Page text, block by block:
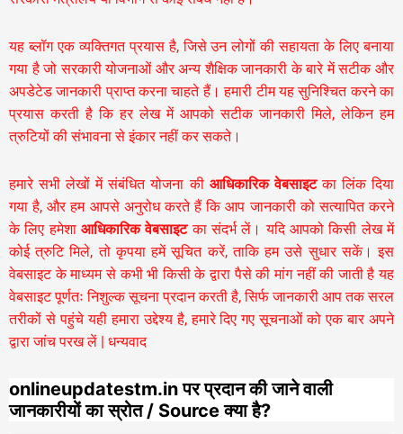
यह ब्लॉग एक व्यक्तिगत प्रयास है, जिसे उन लोगों की सहायता के लिए बनाया
गया है जो सरकारी योजनाओं और अन्य शैक्षिक जानकारी के बारे में सटीक और
अपडेटेड जानकारी प्राप्त करना चाहते हैं। हमारी टीम यह सुनिश्चित करने का
प्रयास करती है कि हर लेख में आपको सटीक जानकारी मिले, लेकिन हम
त्रुटियों की संभावना से इंकार नहीं कर सकते।
हमारे सभी लेखों में संबंधित योजना की आधिकारिक वेबसाइटका लिंक दिया
गया है, और हम आपसे अनुरोध करते हैं कि आप जानकारी को सत्यापित करने
के लिए हमेशा आधिकारिक वेबसाइटका संदर्भ लें। यदि आपको किसी लेख में
कोई त्रुटि मिले, तो कृपया हमें सूचित करें, ताकि हम उसे सुधार सकें। इस
वेबसाइट के माध्यम से कभी भी किसी के द्वारा पैसे की मांग नहीं की जाती है यह
वेबसाइट पूर्णतः निशुल्क सूचना प्रदान करती है,सिर्फ जानकारी आप तक सरल
तरीकों से पहुंचे यही हमारा उद्देश्य है, हमारे दिए गए सूचनाओं को एक बार अपने
द्वारा जांच परख लें | धन्यवाद
onlineupdatestm.in पर प्रदान की जाने वाली
जानकारीयों का स्रोत / Source क्या है?